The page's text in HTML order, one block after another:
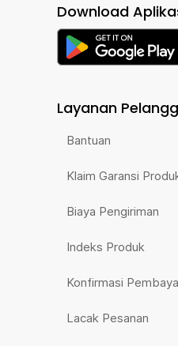
Download
Layanan
Bantuan
Klaim Garansi
Biaya Pengiriman
Indeks Produk
Konfirmasi
Lacak Pesanan